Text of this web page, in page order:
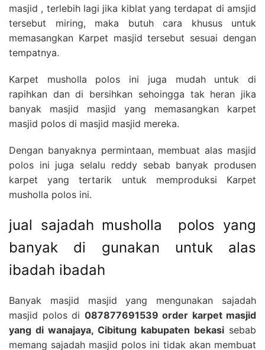
masjid , terlebih lagi jika kiblat yang terdapat di amsjid
tersebut miring, maka butuh cara khusus untuk
memasangkan Karpet masjid tersebut sesuai dengan
tempatnya.
Karpet musholla polos ini juga mudah untuk di
rapihkan dan di bersihkan sehoingga tak heran jika
banyak masjid masjid yang memasangkan karpet
masjid polos di masjid masjid mereka.
Dengan banyaknya permintaan, membuat alas masjid
polos ini juga selalu reddy sebab banyak produsen
karpet yang tertarik untuk memproduksi Karpet
musholla polos ini.
jual sajadah musholla polos yang
banyak di gunakan untuk alas
ibadah ibadah
Banyak masjid masjid yang mengunakan sajadah
masjid polos di 087877691539 order karpet masjid
yang di wanajaya, Cibitung kabupaten bekasi sebab
memang sajadah masjid polos ini tidak akan membuat